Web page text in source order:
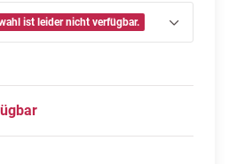
ist leider nicht verfügbar.